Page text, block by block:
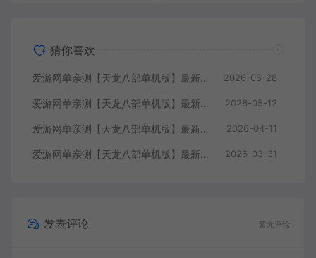
猜你喜欢
爱游网单亲测【天龙八部单机版】最新整理怀旧64位源端洛洛1.9 带GM工具 视频安装教学 虚拟机一键端 2026-06-28
爱游网单亲测【天龙八部单机版】最新整理全民争霸微变完整单机端 带GM 配套道具代码 解锁充值奖励 视频安装教学 虚拟机一键端 2026-05-12
爱游网单亲测【天龙八部单机版】最新整理会员分享遗忘之地微改仿官复古版 无字谱 便捷传送 快捷内辅 配套GM工具 自由视角 虚拟机一键端 视频安装教学 2026-04-11
爱游网单亲测【天龙八部单机版】最新整理回味09年寻仙轮回情怀转生超变端带装备回收体系 GM后台 虚拟机一键端 视频安装教学 2026-03-31
发表评论 暂无评论